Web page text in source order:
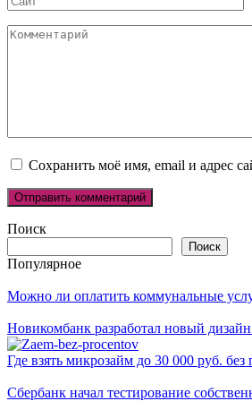
Комментарий
Сохранить моё имя, email и адрес
Поиск
Поиск
Популярное
Можно ли оплатить коммунальные
Новикомбанк разработал новый
Где взять микрозайм до 30 000 руб. без
Сбербанк начал тестирование